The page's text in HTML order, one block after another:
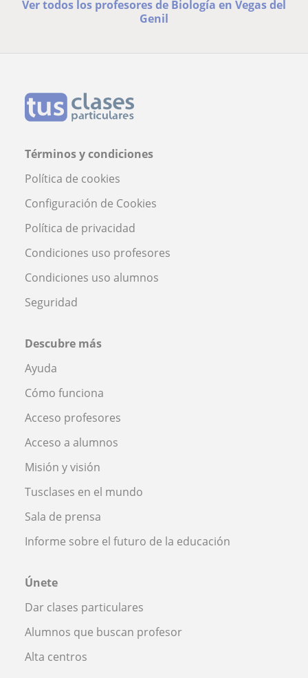
Ver todos los profesores de Biología en Vegas del
Genil
Términos y condiciones
Política de cookies
Configuración de Cookies
Política de privacidad
Condiciones uso profesores
Condiciones uso alumnos
Seguridad
Descubre más
Ayuda
Cómo funciona
Acceso profesores
Acceso a alumnos
Misión y visión
Tusclases en el mundo
Sala de prensa
Informe sobre el futuro de la educación
Únete
Dar clases particulares
Alumnos que buscan profesor
Alta centros